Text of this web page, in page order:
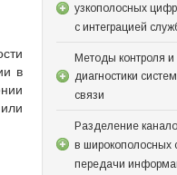
в
узкополосных
с интеграцией
Методы контроля и
диагностики
связи
Разделение
в широкополосных
передачи